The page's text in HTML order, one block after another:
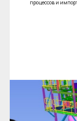
процессов и